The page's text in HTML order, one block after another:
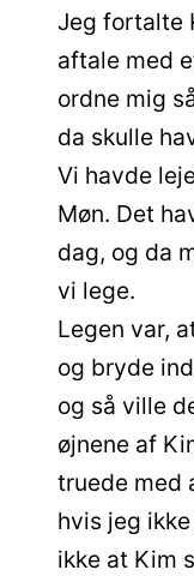
Jeg fortalte
aftale med
ordne mig
da skulle
Vi havde
Møn. Det
dag, og da
vi lege.
Legen var,
og bryde
og så ville
øjnene af
truede med
hvis jeg
ikke at Kim